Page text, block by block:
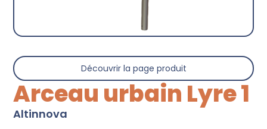
Découvrir la page produit
Arceau urbain Lyre 1
Altinnova